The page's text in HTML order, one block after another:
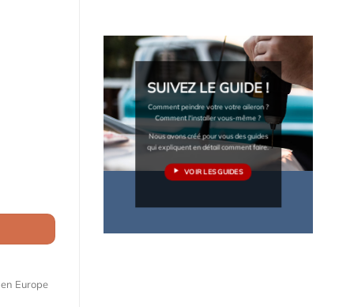
SUIVEZ LE GUIDE !
Comment peindre votre votre aileron ?
Comment l'installer vous-même ?
Nous avons créé pour vous des guides
qui expliquent en détail comment faire.
VOIR LES GUIDES
Europe